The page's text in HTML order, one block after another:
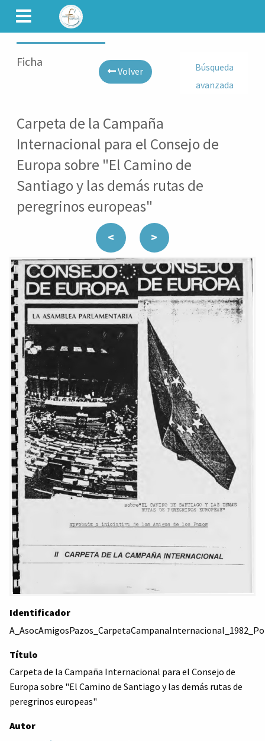
CAMINET
Ficha
Volver
Búsqueda
avanzada
Carpeta de la Campaña
Internacional para el Consejo de
Europa sobre "El Camino de
Santiago y las demás rutas de
peregrinos europeas"
< >
Identificador
Título
Carpeta de la Campaña Internacional para el Consejo de
Europa sobre "El Camino de Santiago y las demás rutas de
peregrinos europeas"
Autor